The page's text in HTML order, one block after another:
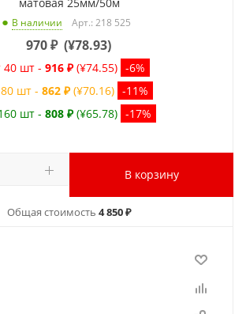
матовая 25мм/50м
В наличии Арт.: 218 525
970₽ (¥78.93)
40 шт - 916 ₽ (¥74.55) -6%
шт - 862 ₽ (¥70.16) -11%
шт - 808 ₽ (¥65.78) -17%
В корзину
Общая стоимость 4 850 ₽